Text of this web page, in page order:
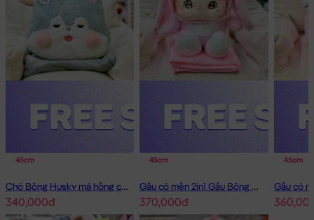
45cm
Chó Bông Husky má hồng có mền 2in1
340,000đ
45cm
Gấu có mền 2in1 Gấu Bông Little Boy
370,000đ
45cm